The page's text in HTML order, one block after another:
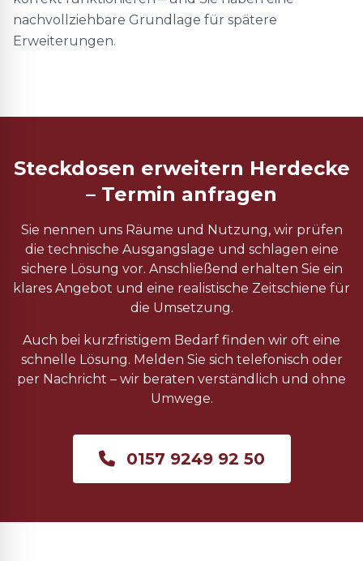
nachvollziehbare Grundlage für spätere
Erweiterungen.
Steckdosen erweitern Herdecke
– Termin anfragen
Sie nennen uns Räume und Nutzung, wir prüfen
die technische Ausgangslage und schlagen eine
sichere Lösung vor. Anschließend erhalten Sie ein
klares Angebot und eine realistische Zeitschiene für
die Umsetzung.
Auch bei kurzfristigem Bedarf finden wir oft eine
schnelle Lösung. Melden Sie sich telefonisch oder
per Nachricht – wir beraten verständlich und ohne
Umwege.
0157 9249 92 50